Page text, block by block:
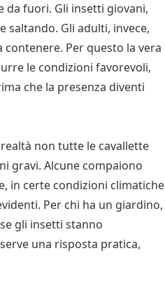
da fuori. Gli insetti giovani,
saltando. Gli adulti, invece,
Per questo la vera
le condizioni favorevoli,
che la presenza diventi
non tutte le cavallette
gravi. Alcune compaiono
in certe condizioni climatiche
Per chi ha un giardino,
gli insetti stanno
una risposta pratica,